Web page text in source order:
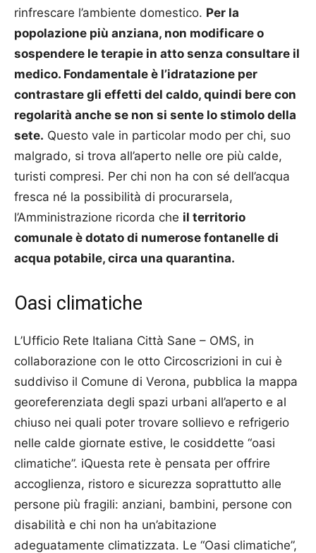
rinfrescare l’ambiente domestico. Per la
popolazione più anziana, non modificare o
sospendere le terapie in atto senza consultare il
medico. Fondamentale è l’idratazione per
contrastare gli effetti del caldo, quindi bere con
regolarità anche se non si sente lo stimolo della
sete. Questo vale in particolar modo per chi, suo
malgrado, si trova all’aperto nelle ore più calde,
turisti compresi. Per chi non ha con sé dell’acqua
fresca né la possibilità di procurarsela,
l’Amministrazione ricorda che il territorio
comunale è dotato di numerose fontanelle di
acqua potabile, circa una quarantina.
Oasi climatiche
L’Ufficio Rete Italiana Città Sane – OMS, in
collaborazione con le otto Circoscrizioni in cui è
suddiviso il Comune di Verona, pubblica la mappa
georeferenziata degli spazi urbani all’aperto e al
chiuso nei quali poter trovare sollievo e refrigerio
nelle calde giornate estive, le cosiddette “oasi
climatiche”. iQuesta rete è pensata per offrire
accoglienza, ristoro e sicurezza soprattutto alle
persone più fragili: anziani, bambini, persone con
disabilità e chi non ha un’abitazione
adeguatamente climatizzata. Le “Oasi climatiche”,